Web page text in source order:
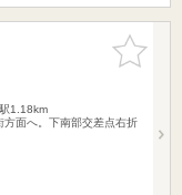
お気に入
りに追加
1.18km
面へ。下南部交差点右折